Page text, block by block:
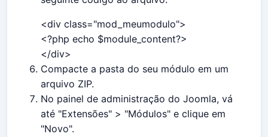
<div class="mod_meumodulo">
<?php echo $module_content?>
</div>
Compacte a pasta do seu módulo em um
arquivo ZIP.
No painel de administração do Joomla, vá
até "Extensões" > "Módulos" e clique em
"Novo".